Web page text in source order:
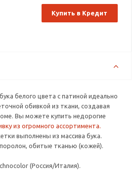
Купить в Кредит
белого цвета с патиной идеально
обивкой из ткани, создавая
Вы можете купить недорогие
из огромного ассортимента.
выполнены из массива бука.
обитые тканью (кожей).
(Россия/Италия).